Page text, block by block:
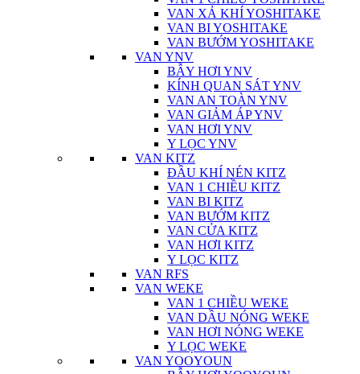
VAN XẢ KHÍ YOSHITAKE
VAN BI YOSHITAKE
VAN BƯỚM YOSHITAKE
VAN YNV
BẪY HƠI YNV
KÍNH QUAN SÁT YNV
VAN AN TOÀN YNV
VAN GIẢM ÁP YNV
VAN HƠI YNV
Y LỌC YNV
VAN KITZ
ĐẦU KHÍ NÉN KITZ
VAN 1 CHIỀU KITZ
VAN BI KITZ
VAN BƯỚM KITZ
VAN CỬA KITZ
VAN HƠI KITZ
Y LỌC KITZ
VAN RFS
VAN WEKE
VAN 1 CHIỀU WEKE
VAN DẦU NÓNG WEKE
VAN HƠI NÓNG WEKE
Y LỌC WEKE
VAN YOOYOUN